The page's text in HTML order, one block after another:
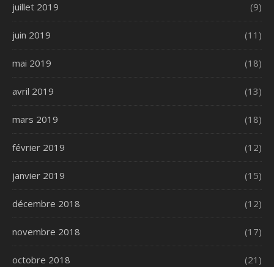
juillet 2019 (9)
juin 2019 (11)
mai 2019 (18)
avril 2019 (13)
mars 2019 (18)
février 2019 (12)
janvier 2019 (15)
décembre 2018 (12)
novembre 2018 (17)
octobre 2018 (21)